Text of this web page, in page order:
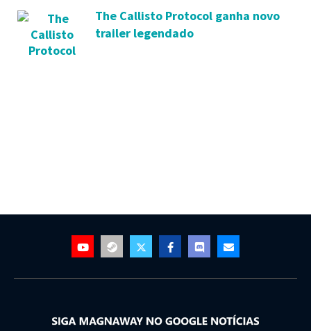
The Callisto Protocol ganha novo
trailer legendado